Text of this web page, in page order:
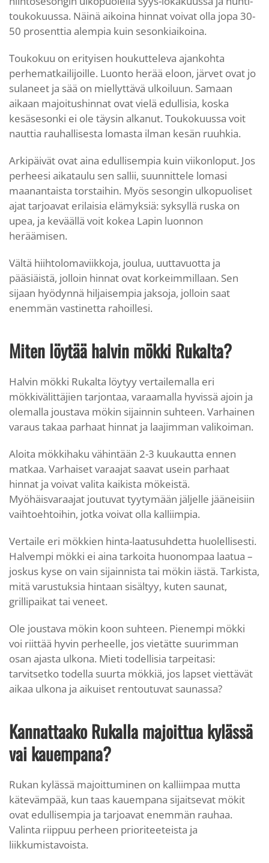
toukokuussa. Näinä aikoina hinnat voivat olla jopa 30-
50 prosenttia alempia kuin sesonkiaikoina.
Toukokuu on erityisen houkutteleva ajankohta
perhematkailijoille. Luonto herää eloon, järvet ovat jo
sulaneet ja sää on miellyttävä ulkoiluun. Samaan
aikaan majoitushinnat ovat vielä edullisia, koska
kesäsesonki ei ole täysin alkanut. Toukokuussa voit
nauttia rauhallisesta lomasta ilman kesän ruuhkia.
Arkipäivät ovat aina edullisempia kuin viikonloput. Jos
perheesi aikataulu sen sallii, suunnittele lomasi
maanantaista torstaihin. Myös sesongin ulkopuoliset
ajat tarjoavat erilaisia elämyksiä: syksyllä ruska on
upea, ja keväällä voit kokea Lapin luonnon
heräämisen.
Vältä hiihtolomaviikkoja, joulua, uuttavuotta ja
pääsiäistä, jolloin hinnat ovat korkeimmillaan. Sen
sijaan hyödynnä hiljaisempia jaksoja, jolloin saat
enemmän vastinetta rahoillesi.
Miten löytää halvin mökki Rukalta?
Halvin mökki Rukalta löytyy vertailemalla eri
mökkivälittäjien tarjontaa, varaamalla hyvissä ajoin ja
olemalla joustava mökin sijainnin suhteen. Varhainen
varaus takaa parhaat hinnat ja laajimman valikoiman.
Aloita mökkihaku vähintään 2-3 kuukautta ennen
matkaa. Varhaiset varaajat saavat usein parhaat
hinnat ja voivat valita kaikista mökeistä.
Myöhäisvaraajat joutuvat tyytymään jäljelle jääneisiin
vaihtoehtoihin, jotka voivat olla kalliimpia.
Vertaile eri mökkien hinta-laatusuhdetta huolellisesti.
Halvempi mökki ei aina tarkoita huonompaa laatua –
joskus kyse on vain sijainnista tai mökin iästä. Tarkista,
mitä varustuksia hintaan sisältyy, kuten saunat,
grillipaikat tai veneet.
Ole joustava mökin koon suhteen. Pienempi mökki
voi riittää hyvin perheelle, jos vietätte suurimman
osan ajasta ulkona. Mieti todellisia tarpeitasi:
tarvitsetko todella suurta mökkiä, jos lapset viettävät
aikaa ulkona ja aikuiset rentoutuvat saunassa?
Kannattaako Rukalla majoittua kylässä
vai kauempana?
Rukan kylässä majoittuminen on kalliimpaa mutta
kätevämpää, kun taas kauempana sijaitsevat mökit
ovat edullisempia ja tarjoavat enemmän rauhaa.
Valinta riippuu perheen prioriteeteista ja
liikkumistavoista.